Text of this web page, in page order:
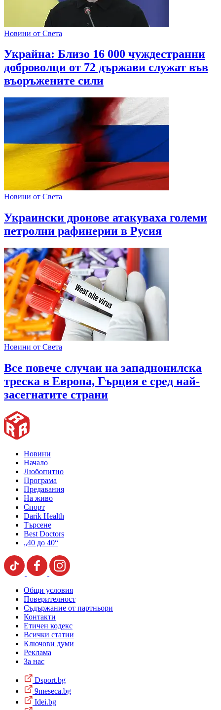
Новини от Света
Украйна: Близо 16 000 чуждестранни
доброволци от 72 държави служат във
въоръжените сили
Новини от Света
Украински дронове атакуваха големи
петролни рафинерии в Русия
Новини от Света
Все повече случаи на западнонилска
треска в Европа, Гърция е сред най-
засегнатите страни
Новини
Начало
Любопитно
Програма
Предавания
На живо
Спорт
Darik Health
Търсене
Best Doctors
„40 до 40“
Общи условия
Поверителност
Съдържание от партньори
Контакти
Етичен кодекс
Всички статии
Ключови думи
Реклама
За нас
Dsport.bg
9meseca.bg
Idei.bg